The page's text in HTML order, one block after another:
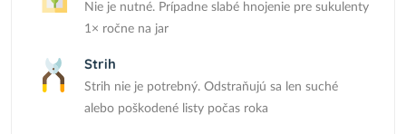
Nie je nutné. Prípadne slabé hnojenie pre sukulenty
1× ročne na jar
Strih
Strih nie je potrebný. Odstraňujú sa len suché
alebo poškodené listy počas roka